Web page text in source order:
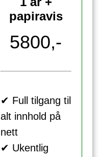
papiravis
5800,-
✔ Full tilgang til
alt innhold på
nett
✔ Ukentlig